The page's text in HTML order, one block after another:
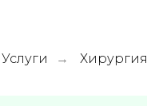
Услуги → Хирургия